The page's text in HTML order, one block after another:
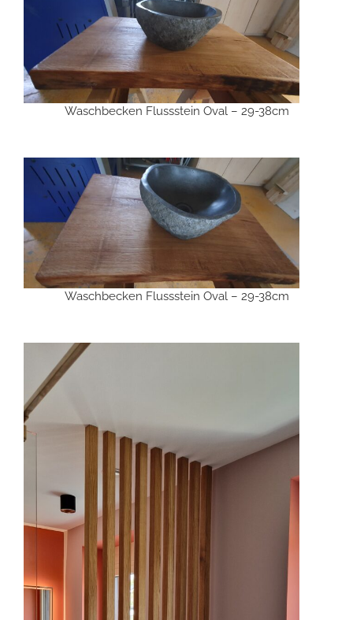
Waschbecken Flussstein Oval – 29-38cm
Waschbecken Flussstein Oval – 29-38cm